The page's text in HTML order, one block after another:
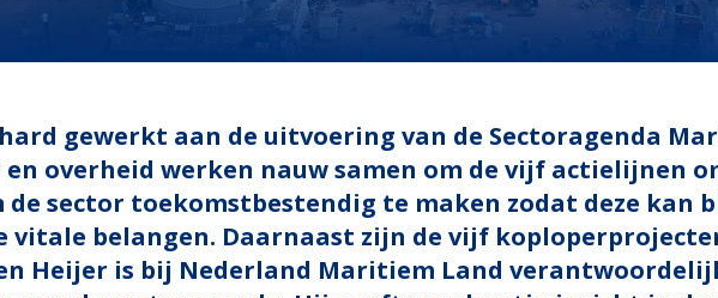
gewerkt aan de uitvoering van de Sectoragenda
en overheid werken nauw samen om de vijf actielijnen
de sector toekomstbestendig te maken zodat deze kan
vitale belangen. Daarnaast zijn de vijf
Heijer is bij Nederland Maritiem Land